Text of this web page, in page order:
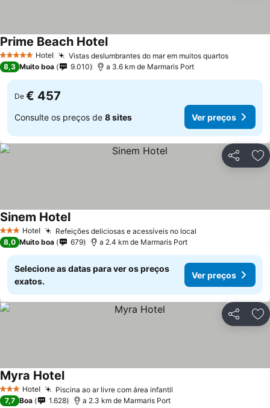
5 Estrelas Hotel Vistas deslumbrantes do mar em muitos quartos
Prime Beach Hotel
8,3 Muito boa 9.010 a 3.6 km de Marmaris Port
De € 457
Consulte os preços de 8 sites Ver preços
Partilhar
3 EstrelasHotel Refeições deliciosas e acessíveis no local
Sinem Hotel
8,0 Muito boa 679 a 2.4 km de Marmaris Port
Selecione as datas para ver os preços
exatos.
Ver preços
Partilhar
3 EstrelasHotel Piscina ao ar livre com área infantil
Myra Hotel
7,7 Boa 1.628 a 2.3 km de Marmaris Port